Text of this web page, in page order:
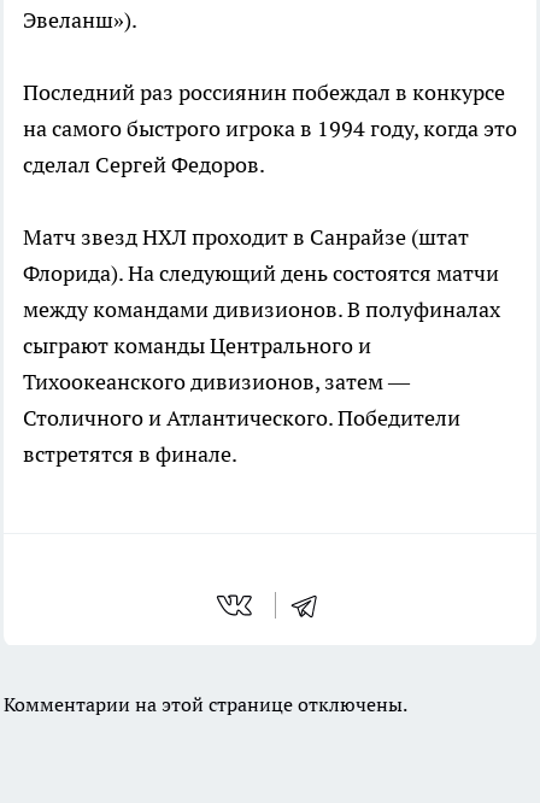
Эвеланш»).
Последний раз россиянин побеждал в конкурсе
на самого быстрого игрока в 1994 году, когда это
сделал Сергей Федоров.
Матч звезд НХЛ проходит в Санрайзе (штат
Флорида). На следующий день состоятся матчи
между командами дивизионов. В полуфиналах
сыграют команды Центрального и
Тихоокеанского дивизионов, затем —
Столичного и Атлантического. Победители
встретятся в финале.
Комментарии на этой странице отключены.